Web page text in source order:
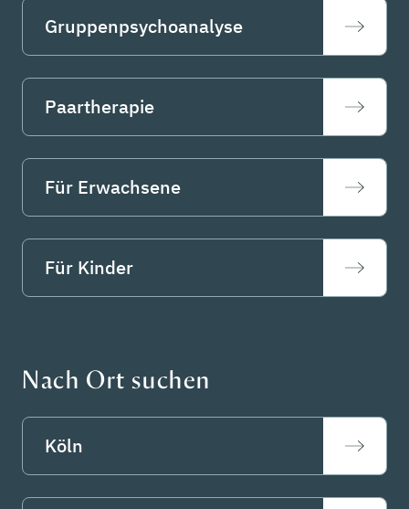
Gruppenpsychoanalyse
Paartherapie
Für Erwachsene
Für Kinder
Nach Ort suchen
Köln